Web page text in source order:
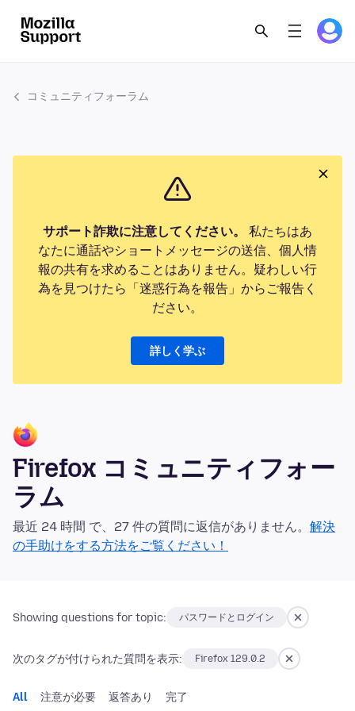
コミュニティフォーラム
サポート詐欺に注意してください。
私たちはあ
なたに通話やショートメッセージの送信、個人情
報の共有を求めることはありません。疑わしい行
為を見つけたら「迷惑行為を報告」からご報告く
ださい。
詳しく学ぶ
Firefox コミュニティフォー
ラム
最近 24 時間 で、27 件の質問に返信がありません。 解決
の手助けをする方法をご覧ください！
Showing questions for topic: パスワードとログイン
次のタグが付けられた質問を表示: Firefox 129.0.2
All 注意が必要 返答あり 完了